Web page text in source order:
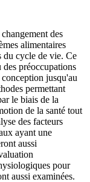
des
alimentaires
du cycle de vie. Ce
préoccupations
jusqu'au
permettant
le biais de la
de la santé tout
des facteurs
ayant une
aussi
pour
aussi examinées.